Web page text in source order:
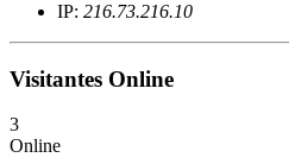
IP: 216.73.216.10
Visitantes Online
3
Online